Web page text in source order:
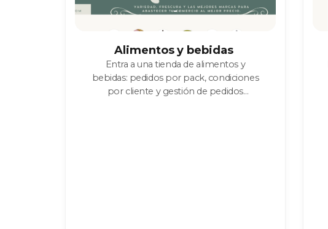
Alimentos y bebidas
Entra a una tienda de alimentos y
bebidas: pedidos por pack, condiciones
por cliente y gestión de pedidos